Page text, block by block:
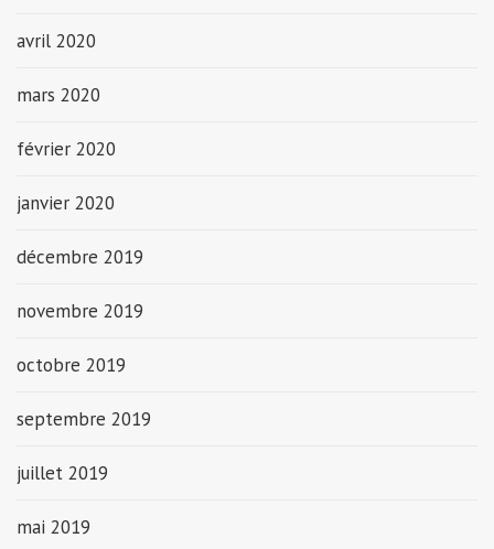
avril 2020
mars 2020
février 2020
janvier 2020
décembre 2019
novembre 2019
octobre 2019
septembre 2019
juillet 2019
mai 2019